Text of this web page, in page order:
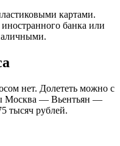
картами.
банка или
нет. Долететь можно с
Москва — Вьентьян —
тысяч рублей.